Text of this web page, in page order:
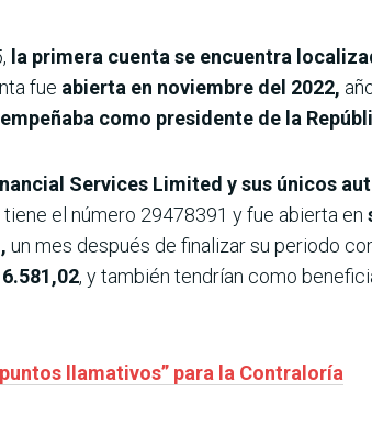
la primera cuenta se encuentra
fue abierta en noviembre del 2022,
como presidente de la
Services Limited y sus únicos
tiene el número 29478391 y fue abierta en
un mes después de finalizar su periodo
, y también tendrían como
llamativos” para la Contraloría